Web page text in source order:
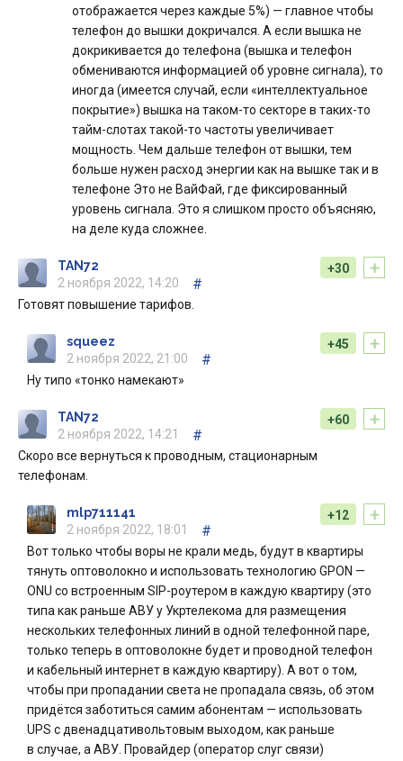
отображается через каждые 5%) — главное чтобы
телефон до вышки докричался. А если вышка не
докрикивается до телефона (вышка и телефон
обмениваются информацией об уровне сигнала), то
иногда (имеется случай, если «интеллектуальное
покрытие») вышка на таком-то секторе в таких-то
тайм-слотах такой-то частоты увеличивает
мощность. Чем дальше телефон от вышки, тем
больше нужен расход энергии как на вышке так и в
телефоне Это не ВайФай, где фиксированный
уровень сигнала. Это я слишком просто объясняю,
на деле куда сложнее.
+
+30
TAN72
2 ноября 2022, 14:20
#
Готовят повышение тарифов.
+
+45
squeez
2 ноября 2022, 21:00
#
Ну типо «тонко намекают»
+
+60
TAN72
2 ноября 2022, 14:21
#
Скоро все вернуться к проводным, стационарным
телефонам.
+
+12
mlp711141
2 ноября 2022, 18:01
#
Вот только чтобы воры не крали медь, будут в квартиры
тянуть оптоволокно и использовать технологию GPON —
ONU со встроенным SIP-роутером в каждую квартиру (это
типа как раньше АВУ у Укртелекома для размещения
нескольких телефонных линий в одной телефонной паре,
только теперь в оптоволокне будет и проводной телефон
и кабельный интернет в каждую квартиру). А вот о том,
чтобы при пропадании света не пропадала связь, об этом
придётся заботиться самим абонентам — использовать
UPS с двенадцативольтовым выходом, как раньше
в случае, а АВУ. Провайдер (оператор слуг связи)